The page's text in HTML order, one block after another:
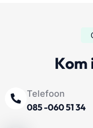
Kom
Telefoon
085 -060 51 34